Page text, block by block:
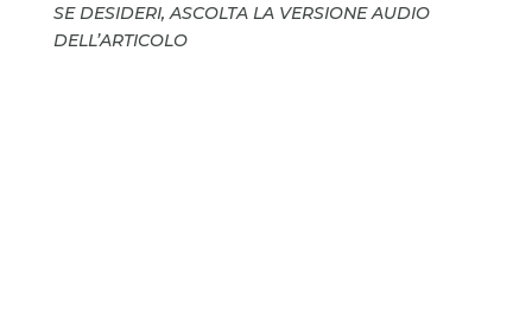
SE DESIDERI, ASCOLTA LA VERSIONE AUDIO
DELL’ARTICOLO